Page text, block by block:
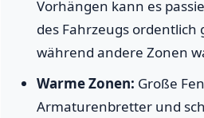
Vorhängen kann es
des Fahrzeugs ordentlich
während andere Zonen
Warme Zonen: Große
Armaturenbretter und